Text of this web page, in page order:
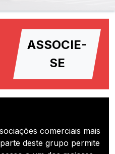
ASSOCIE-
SE
comerciais mais
deste grupo permite